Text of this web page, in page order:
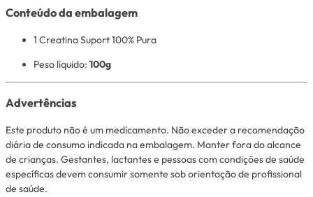
Conteúdo da embalagem
1 Creatina Suport 100% Pura
Peso líquido: 100g
Advertências
Este produto não é um medicamento. Não exceder a recomendação
diária de consumo indicada na embalagem. Manter fora do alcance
de crianças. Gestantes, lactantes e pessoas com condições de saúde
específicas devem consumir somente sob orientação de profissional
de saúde.